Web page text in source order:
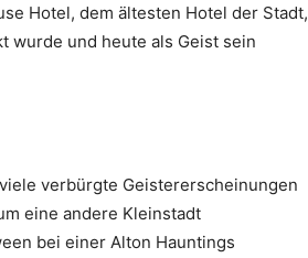
Hotel, dem ältesten Hotel der Stadt,
wurde und heute als Geist sein
verbürgte Geistererscheinungen
eine andere Kleinstadt
bei einer Alton Hauntings